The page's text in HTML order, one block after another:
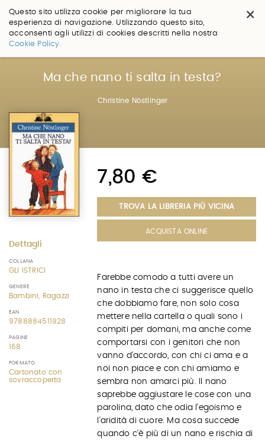
×
Questo sito utilizza cookie per migliorare la tua
esperienza di navigazione. Utilizzando questo sito,
acconsenti agli utilizzi di cookies descritti nella nostra
Cookie Policy.
Salta
Ma che nano ti salta in testa?
Christine Nöstlinger
Dettagli
COLLANA
GLI ISTRICI
GENERE
Bambini, Ragazzi
EAN
9788884511928
PAGINE
168
FORMATO
Cartonato con
sovraccoperta
7,80 €
TROVA LA LIBRERIA PIÙ VICINA
ACQUISTA ONLINE
Farebbe comodo a tutti avere un
nano in testa che ci suggerisce quello
che dobbiamo fare, non solo cosa
mettere nella cartella o quali sono i
compiti per domani, ma anche come
comportarsi con i genitori che non
vanno d'accordo, con chi ci ama e a
noi non piace e con chi amiamo e
sembra non amarci più. Il nano
saprebbe aggiustare le cose con una
parolina, dato che odia l'egoismo e
l'aridità di cuore. Ma cosa succede
quando c'è più di un nano e rischia di